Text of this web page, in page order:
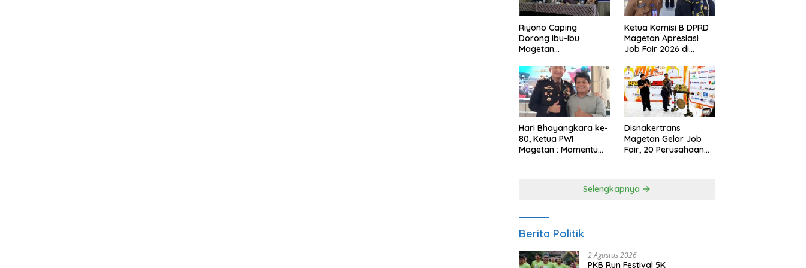
Riyono Caping
Dorong Ibu-Ibu
Magetan
Ikan, Perkuat Budaya
Gemar Makan Ikan
Ketua Komisi B DPRD
Magetan Apresiasi
Job Fair 2026 di
Anggaran
Hari Bhayangkara ke-
80, Ketua PWI
Magetan : Momentum
Disnakertrans
Magetan Gelar Job
Fair, 20 Perusahaan
Selengkapnya
Berita Politik
2 Agustus 2026
PKB Run Festival 5K